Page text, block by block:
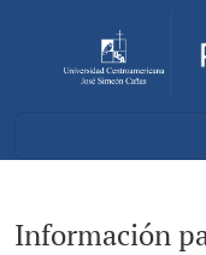
Información